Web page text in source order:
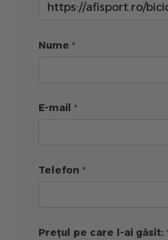
Nume
E-mail
Telefon
Prețul pe care l-ai găsit: